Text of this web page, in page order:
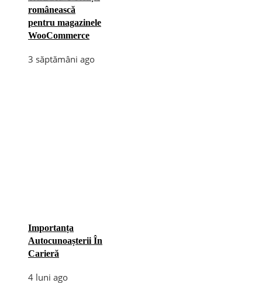
românească
pentru magazinele
WooCommerce
3 săptămâni ago
Importanța
Autocunoașterii În
Carieră
4 luni ago